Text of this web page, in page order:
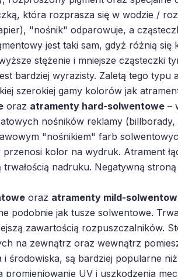
która rozprasza się w wodzie /
"nośnik" odparowuje, a
jest taki sam, gdyż różnią
stężenie i mniejsze cząsteczki
bardziej wyrazisty. Zaletą tego
szerokiej gamy kolorów jak
oraz atramenty hard-solwentowe–
nośników reklamy
"nośnikiem" farb
kolor na wydruk. Atrament
nadruku. Negatywną
oraz atramenty mild-
podobnie jak tusze solwentowe.
zawartością rozpuszczalników.
na zewnątrz oraz wewnątrz
i środowiska, są bardziej popularne
UV i uszkodzenia